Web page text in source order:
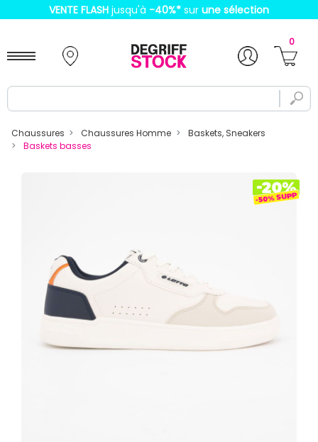
VENTE FLASH jusqu'à -40%* sur une sélection
0
Chaussures Chaussures Homme
Baskets, Sneakers
Baskets basses